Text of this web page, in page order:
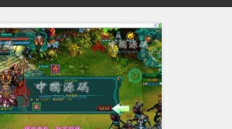
正在为您加载新内容